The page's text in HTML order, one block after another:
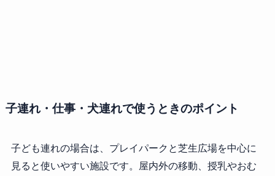
子連れ・仕事・犬連れで使うときのポイント
子ども連れの場合は、プレイパークと芝生広場を中心に
見ると使いやすい施設です。屋内外の移動、授乳やおむ